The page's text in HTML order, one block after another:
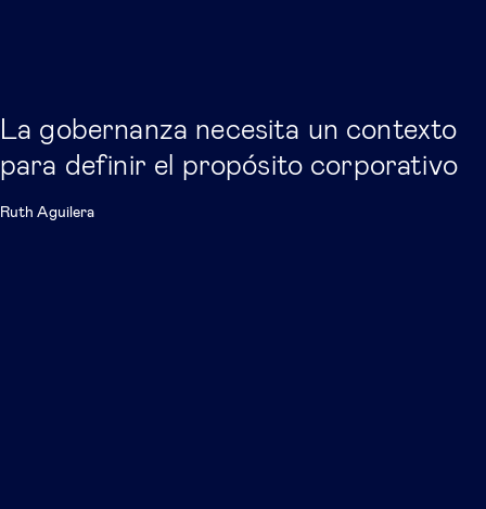
La gobernanza necesita un contexto
para definir el propósito corporativo
Ruth Aguilera